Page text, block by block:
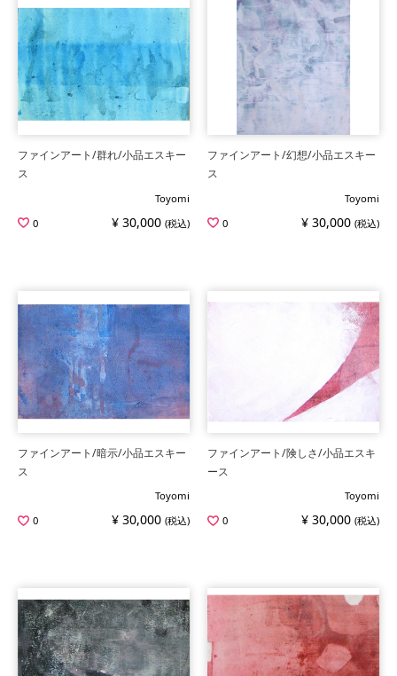
ファインアート/群れ/小品エスキー
ス
Toyomi
0
¥ 30,000 (税込)
ファインアート/幻想/小品エスキー
ス
Toyomi
0
¥ 30,000 (税込)
ファインアート/暗示/小品エスキー
ス
Toyomi
0
¥ 30,000 (税込)
ファインアート/険しさ/小品エスキ
ース
Toyomi
0
¥ 30,000 (税込)